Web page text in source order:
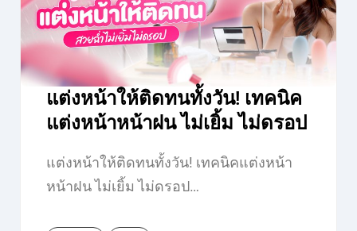
แต่งหน้าให้ติดทนทั้งวัน! เทคนิค
แต่งหน้าหน้าฝน ไม่เยิ้ม ไม่ดรอป
แต่งหน้าให้ติดทนทั้งวัน! เทคนิคแต่งหน้า
หน้าฝน ไม่เยิ้ม ไม่ดรอป…